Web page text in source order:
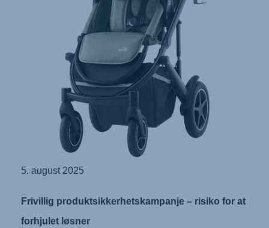
5. august 2025
Frivillig produktsikkerhetskampanje – risiko for at
forhjulet løsner